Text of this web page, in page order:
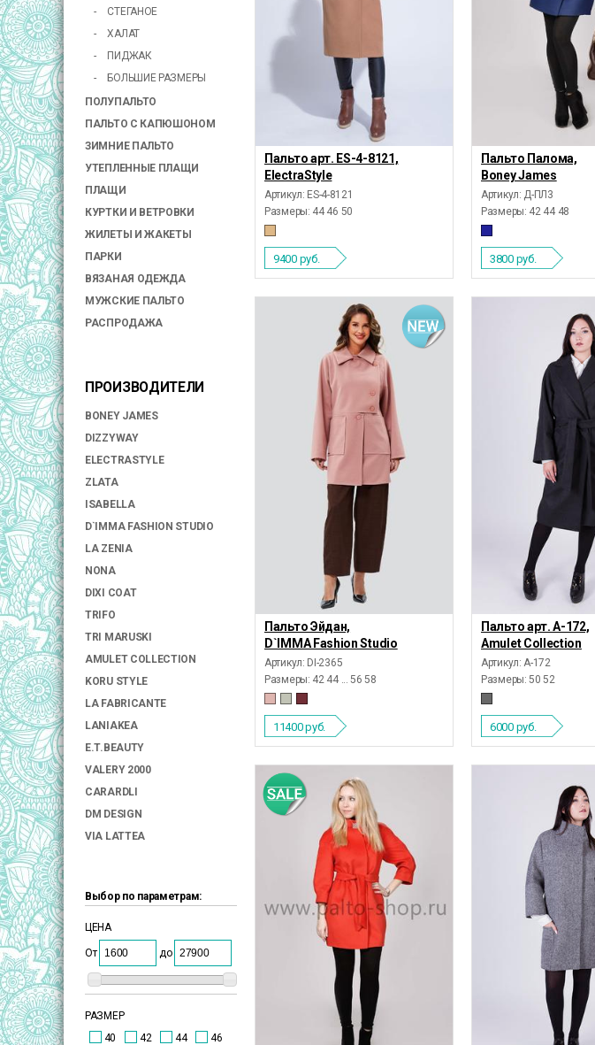
СТЕГАНОЕ
ХАЛАТ
ПИДЖАК
БОЛЬШИЕ РАЗМЕРЫ
ПОЛУПАЛЬТО
ПАЛЬТО С КАПЮШОНОМ
ЗИМНИЕ ПАЛЬТО
УТЕПЛЕННЫЕ ПЛАЩИ
ПЛАЩИ
КУРТКИ И ВЕТРОВКИ
ЖИЛЕТЫ И ЖАКЕТЫ
ПАРКИ
ВЯЗАНАЯ ОДЕЖДА
МУЖСКИЕ ПАЛЬТО
РАСПРОДАЖА
ПРОИЗВОДИТЕЛИ
BONEY JAMES
DIZZYWAY
ELECTRASTYLE
ZLATA
ISABELLA
D`IMMA FASHION STUDIO
LA ZENIA
NONA
DIXI COAT
TRIFO
TRI MARUSKI
AMULET COLLECTION
KORU STYLE
LA FABRICANTE
LANIAKEA
E.T.BEAUTY
VALERY 2000
CARARDLI
DM DESIGN
VIA LATTEA
Выбор по параметрам:
ЦЕНА
От до
РАЗМЕР
40
42 44 46
Пальто арт. ES-4-8121,
ElectraStyle
Артикул: ES-4-8121
Размеры: 44 46 50
9400 руб.
Пальто Палома,
Boney James
Артикул: Д-ПЛ3
Размеры: 42 44 48
3800 руб.
Пальто Эйдан,
D`IMMA Fashion Studio
Артикул: DI-2365
Размеры: 42 44 ... 56 58
11400руб.
Пальто арт. А-172,
Amulet Collection
Артикул: А-172
Размеры: 50 52
6000 руб.